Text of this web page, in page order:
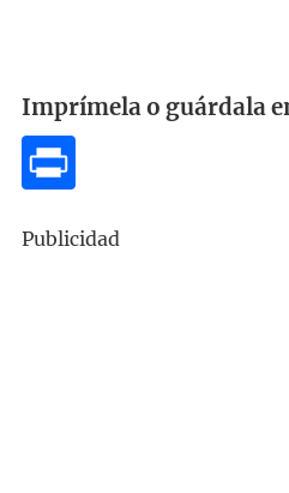
Imprímela o guárdala
Publicidad